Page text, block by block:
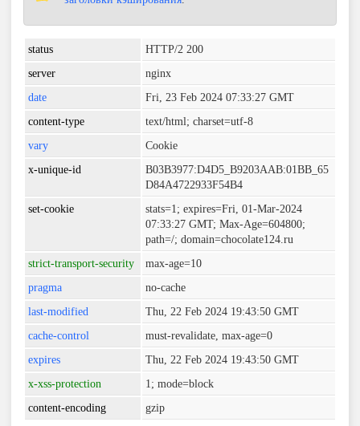
status
HTTP/2 200
server
nginx
date
Fri, 23 Feb 2024 07:33:27 GMT
content-type
text/html; charset=utf-8
vary
Cookie
x-unique-id
B03B3977:D4D5_B9203AAB:01BB_65
D84A4722933F54B4
set-cookie
stats=1; expires=Fri, 01-Mar-2024
07:33:27 GMT; Max-Age=604800;
path=/; domain=chocolate124.ru
strict-transport-security
max-age=10
pragma
no-cache
last-modified
Thu, 22 Feb 2024 19:43:50 GMT
cache-control
must-revalidate, max-age=0
expires
Thu, 22 Feb 2024 19:43:50 GMT
x-xss-protection
1; mode=block
content-encoding
gzip